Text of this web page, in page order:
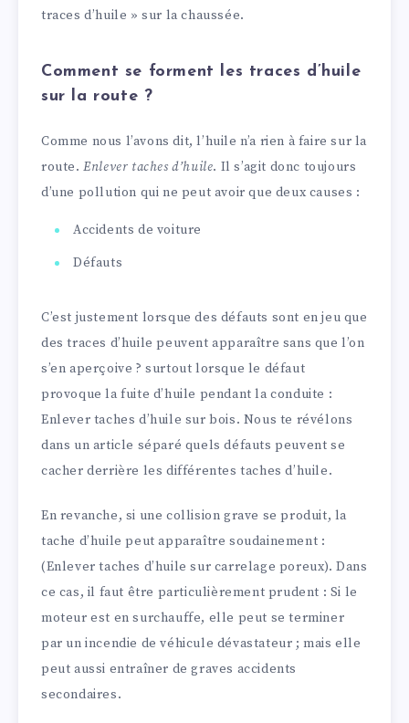
traces d’huile » sur la chaussée.
Comment se forment les traces d’huile
sur la route ?
Comme nous l’avons dit, l’huile n’a rien à faire sur la
route.Enlever taches d’huile. Il s’agit donc toujours
d’une pollution qui ne peut avoir que deux causes :
Accidents de voiture
Défauts
C’est justement lorsque des défauts sont en jeu que
des traces d’huile peuvent apparaître sans que l’on
s’en aperçoive ? surtout lorsque le défaut
provoque la fuite d’huile pendant la conduite :
Enlever taches d’huile sur bois. Nous te révélons
dans un article séparé quels défauts peuvent se
cacher derrière les différentes taches d’huile.
En revanche, si une collision grave se produit, la
tache d’huile peut apparaître soudainement :
(Enlever taches d’huile sur carrelage poreux). Dans
ce cas, il faut être particulièrement prudent : Si le
moteur est en surchauffe, elle peut se terminer
par un incendie de véhicule dévastateur ; mais elle
peut aussi entraîner de graves accidents
secondaires.